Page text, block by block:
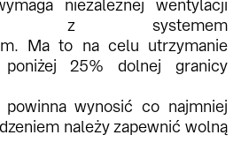
niezależnej wentylacji
z systemem
Ma to na celu utrzymanie
poniżej 25% dolnej granicy
wynosić co najmniej
należy zapewnić wolną